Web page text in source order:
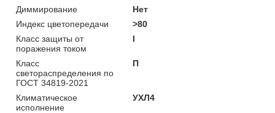
Диммирование
Нет
Индекс цветопередачи
>80
Класс защиты от
поражения током
I
Класс
светораспределения по
ГОСТ 34819-2021
П
Климатическое
исполнение
УХЛ4